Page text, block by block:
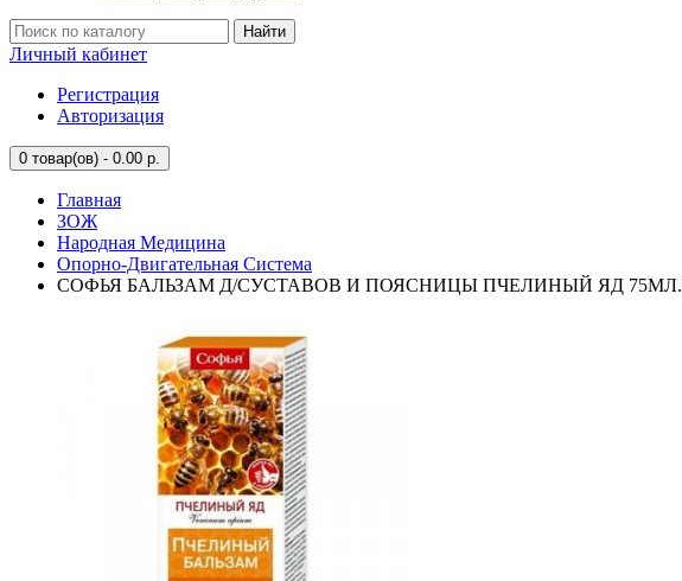
Найти
Личный кабинет
Регистрация
Авторизация
0 товар(ов) - 0.00 р.
Главная
ЗОЖ
Народная Медицина
Опорно-Двигательная Система
СОФЬЯ БАЛЬЗАМ Д/СУСТАВОВ И ПОЯСНИЦЫ ПЧЕЛИНЫЙ ЯД 75МЛ.